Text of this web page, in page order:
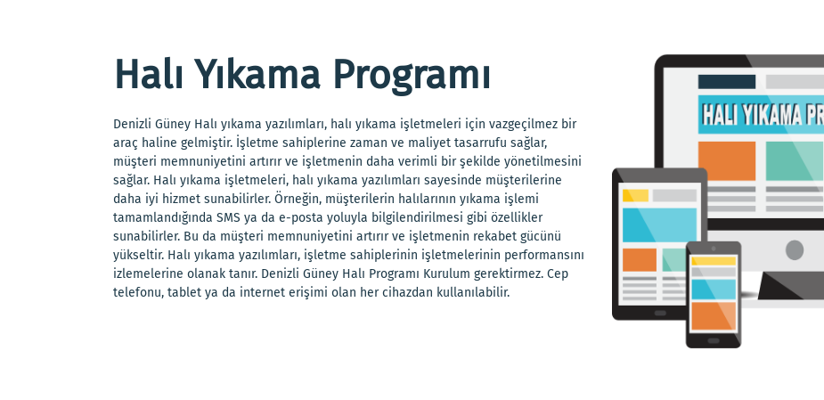
Halı Yıkama Programı
Denizli Güney Halı yıkama yazılımları, halı yıkama işletmeleri için vazgeçilmez bir
araç haline gelmiştir. İşletme sahiplerine zaman ve maliyet tasarrufu sağlar,
müşteri memnuniyetini artırır ve işletmenin daha verimli bir şekilde yönetilmesini
sağlar. Halı yıkama işletmeleri, halı yıkama yazılımları sayesinde müşterilerine
daha iyi hizmet sunabilirler. Örneğin, müşterilerin halılarının yıkama işlemi
tamamlandığında SMS ya da e-posta yoluyla bilgilendirilmesi gibi özellikler
sunabilirler. Bu da müşteri memnuniyetini artırır ve işletmenin rekabet gücünü
yükseltir. Halı yıkama yazılımları, işletme sahiplerinin işletmelerinin performansını
izlemelerine olanak tanır. Denizli Güney Halı Programı Kurulum gerektirmez. Cep
telefonu, tablet ya da internet erişimi olan her cihazdan kullanılabilir.